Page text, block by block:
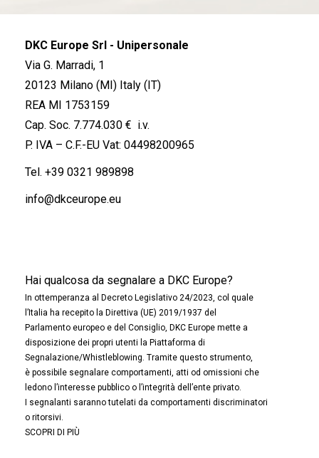
DKC Europe Srl - Unipersonale
Via G. Marradi, 1
20123 Milano (MI) Italy (IT)
REA MI 1753159
Cap. Soc. 7.774.030 € i.v.
P. IVA – C.F.-EU Vat: 04498200965
Tel. +39 0321 989898
info@dkceurope.eu
Hai qualcosa da segnalare a DKC Europe?
In ottemperanza al Decreto Legislativo 24/2023, col quale
l’Italia ha recepito la Direttiva (UE) 2019/1937 del
Parlamento europeo e del Consiglio, DKC Europe mette a
disposizione dei propri utenti la Piattaforma di
Segnalazione/Whistleblowing. Tramite questo strumento,
è possibile segnalare comportamenti, atti od omissioni che
ledono l’interesse pubblico o l’integrità dell’ente privato.
I segnalanti saranno tutelati da comportamenti discriminatori
o ritorsivi.
SCOPRI DI PIÙ